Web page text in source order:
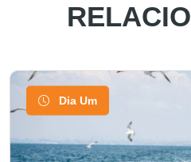
Dia Um